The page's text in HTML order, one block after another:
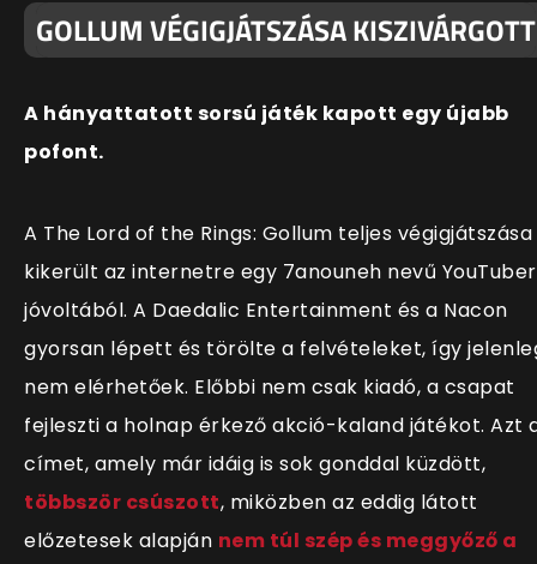
GOLLUM VÉGIGJÁTSZÁSA KISZIVÁRGOTT
A hányattatott sorsú játék kapott egy újabb
pofont.
A The Lord of the Rings: Gollum teljes végigjátszása
kikerült az internetre egy 7anouneh nevű YouTuber
jóvoltából. A Daedalic Entertainment és a Nacon
gyorsan lépett és törölte a felvételeket, így
nem elérhetőek. Előbbi nem csak kiadó, a csapat
fejleszti a holnap érkező akció-kaland játékot. Azt
címet, amely már idáig is sok gonddal küzdött,
többször csúszott, miközben az eddig látott
előzetesek alapján nem túl szép és meggyőző a